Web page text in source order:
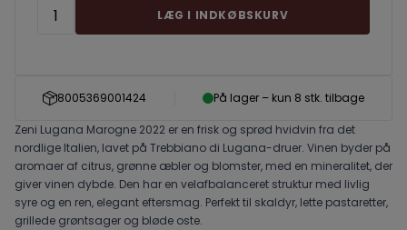
8005369001424 På lager – kun 8 stk. tilbage
Zeni Lugana Marogne 2022 er en frisk og sprød hvidvin fra det
nordlige Italien, lavet på Trebbiano di Lugana-druer. Vinen byder på
aromaer af citrus, grønne æbler og blomster, med en mineralitet, der
giver vinen dybde. Den har en velafbalanceret struktur med livlig
syre og en ren, elegant eftersmag. Perfekt til skaldyr, lette pastaretter,
grillede grøntsager og bløde oste.
LÆG I INDKØBSKURV